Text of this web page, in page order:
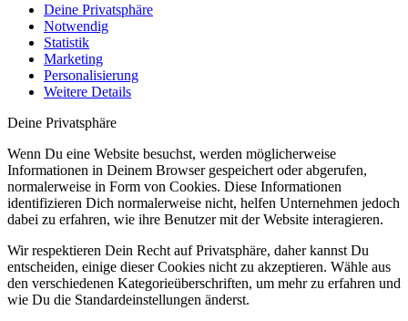
Deine Privatsphäre
Notwendig
Statistik
Marketing
Personalisierung
Weitere Details
Deine Privatsphäre
Wenn Du eine Website besuchst, werden möglicherweise
Informationen in Deinem Browser gespeichert oder abgerufen,
normalerweise in Form von Cookies. Diese Informationen
identifizieren Dich normalerweise nicht, helfen Unternehmen jedoch
dabei zu erfahren, wie ihre Benutzer mit der Website interagieren.
Wir respektieren Dein Recht auf Privatsphäre, daher kannst Du
entscheiden, einige dieser Cookies nicht zu akzeptieren. Wähle aus
den verschiedenen Kategorieüberschriften, um mehr zu erfahren und
wie Du die Standardeinstellungen änderst.